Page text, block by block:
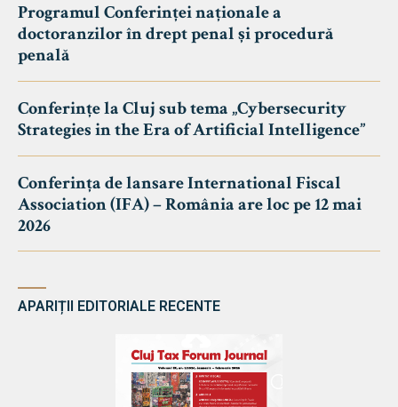
Programul Conferinței naționale a
doctoranzilor în drept penal și procedură
penală
Conferințe la Cluj sub tema „Cybersecurity
Strategies in the Era of Artificial Intelligence”
Conferința de lansare International Fiscal
Association (IFA) – România are loc pe 12 mai
2026
APARIȚII EDITORIALE RECENTE